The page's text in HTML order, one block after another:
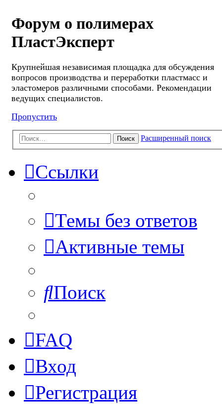
Форум о полимерах
ПластЭксперт
Крупнейшая независимая площадка для обсуждения
вопросов производства и переработки пластмасс и
эластомеров различными способами. Рекомендации
ведущих специалистов.
Пропустить
Поиск Расширенный поиск
Ссылки
Темы без ответов
Активные темы
Поиск
FAQ
Вход
Регистрация